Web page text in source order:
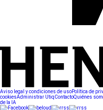
Aviso legal y condiciones de usoPolítica de
cookiesAdministrar UtiqContactoQuiénes
de la IA